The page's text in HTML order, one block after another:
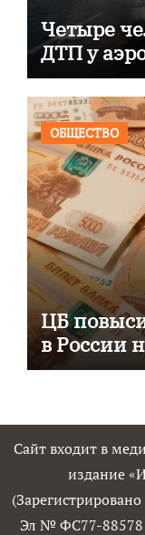
Четыре
ДТП у
ОБЩЕСТВО
ЦБ
в России
Сайт входит в
издание
Эл № ФС77-88578